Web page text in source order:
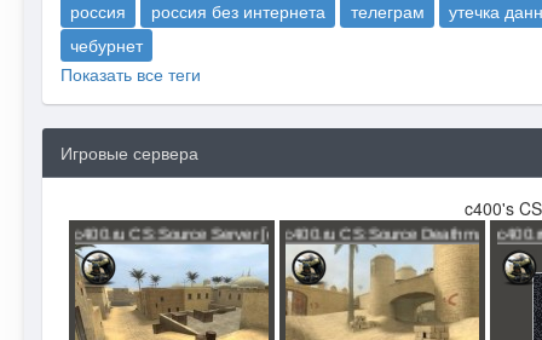
россия
россия без интернета телеграм
утечка
чебурнет
Показать все теги
Игровые сервера
c400's